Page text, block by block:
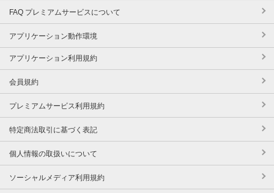
FAQ プレミアムサービスについて
アプリケーション動作環境
アプリケーション利用規約
会員規約
プレミアムサービス利用規約
特定商法取引に基づく表記
個人情報の取扱いについて
ソーシャルメディア利用規約